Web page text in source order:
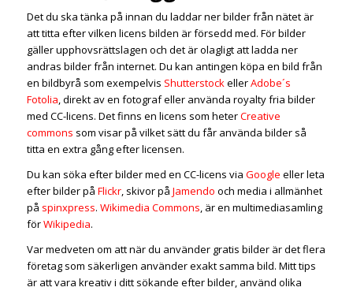
Det du ska tänka på innan du laddar ner bilder från nätet är
att titta efter vilken licens bilden är försedd med. För bilder
gäller upphovsrättslagen och det är olagligt att ladda ner
andras bilder från internet. Du kan antingen köpa en bild från
en bildbyrå som exempelvis ShutterstockellerAdobe´s
Fotolia, direkt av en fotograf eller använda royalty fria bilder
med CC-licens. Det finns en licens som heterCreative
commons som visar på vilket sätt du får använda bilder så
titta en extra gång efter licensen.
Du kan söka efter bilder med en CC-licens via Google eller leta
efter bilder på Flickr, skivor på Jamendo och media i allmänhet
på spinxpress. Wikimedia Commons, är en multimediasamling
förWikipedia.
Var medveten om att när du använder gratis bilder är det flera
företag som säkerligen använder exakt samma bild. Mitt tips
är att vara kreativ i ditt sökande efter bilder, använd olika